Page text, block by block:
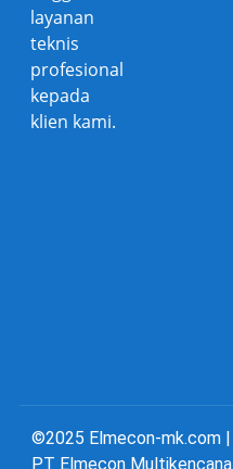
layanan
teknis
profesional
kepada
klien kami.
©2025 Elmecon-mk.com |
PT Elmecon Multikencana